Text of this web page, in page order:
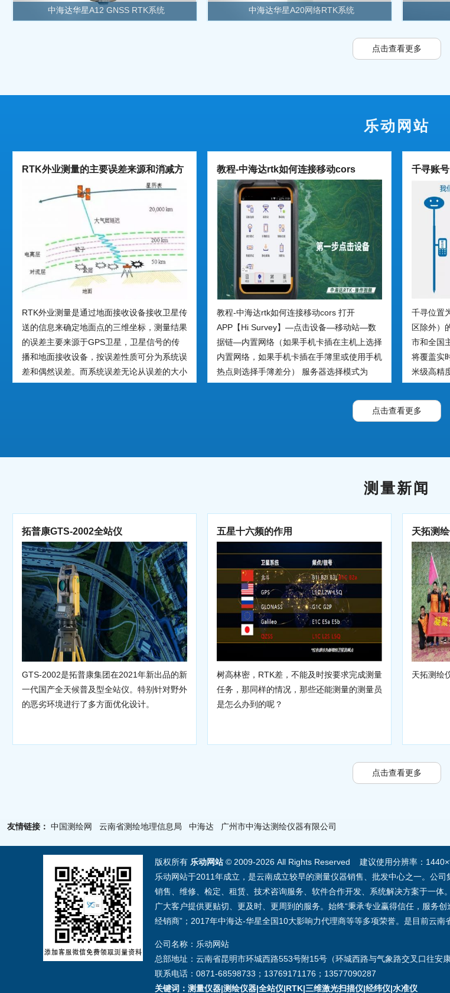
中海达华星A12 GNSS RTK系统 中海达华星A20网络RTK系统
点击查看更多
乐动网站
RTK外业测量的主要误差来源和消减方
RTK外业测量是通过地面接收设备接收卫星传
送的信息来确定地面点的三维坐标，测量结果
的误差主要来源于GPS卫星，卫星信号的传
播和地面接收设备，按误差性质可分为系统误
差和偶然误差。而系统误差无论从误差的大小
教程-中海达rtk如何连接移动cors
教程-中海达rtk如何连接移动cors 打开
APP【Hi Survey】—点击设备—移动站—数
据链—内置网络（如果手机卡插在主机上选择
内置网络，如果手机卡插在手簿里或使用手机
热点则选择手簿差分） 服务器选择模式为
（8001对应国家2000坐标系；端口8002对应
国家84坐标系；端口8003对应国家2008坐标
千寻账号
千寻位置
区除外）
市和全国
将覆盖实
米级高精
点击查看更多
测量新闻
拓普康GTS-2002全站仪
GTS-2002是拓普康集团在2021年新出品的新
一代国产全天候普及型全站仪。特别针对野外
的恶劣环境进行了多方面优化设计。
五星十六频的作用
树高林密，RTK差，不能及时按要求完成测量
任务，那同样的情况，那些还能测量的测量员
是怎么办到的呢？
天拓测
天拓测绘
点击查看更多
友情链接： 中国测绘网 云南省测绘地理信息局 中海达 广州市中海达测绘仪器有限公司
版权所有 乐动网站 © 2009-2026 All Rights Reserved 建议使用分辨率：
乐动网站于2011年成立，是云南成立较早的测量仪器销售、批发中心之一。公
销售、维修、检定、租赁、技术咨询服务、软件合作开发、系统解决方案于一
广大客户提供更贴切、更及时、更周到的服务。始终“秉承专业赢得信任，服务
经销商”；2017年中海达-华星全国10大影响力代理商等等多项荣誉。是目前云南
公司名称：乐动网站
总部地址：云南省昆明市环城西路553号附15号（环城西路与气象路交叉口往安康
联系电话：0871-68598733；13769171176；13577090287
关键词：测量仪器|测绘仪器|全站仪|RTK|三维激光扫描仪|经纬仪|水准仪